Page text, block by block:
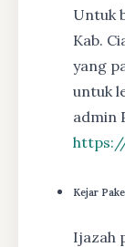
Untuk
Kab.
yang
untuk
admin
Kejar
Ijazah